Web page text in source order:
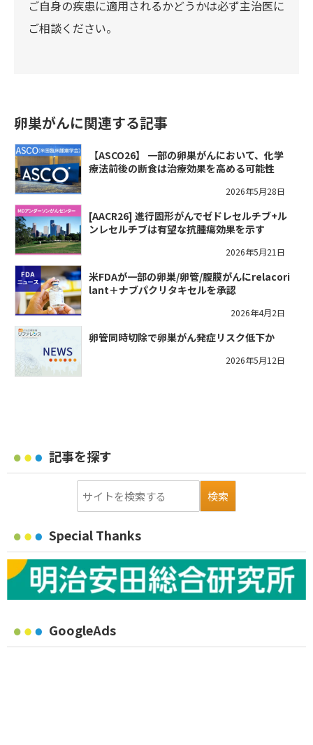
ご自身の疾患に適用されるかどうかは必ず主治医に
ご相談ください。
卵巣がんに関連する記事
【ASCO26】 一部の卵巣がんにおいて、化学
療法前後の断食は治療効果を高める可能性
2026年5月28日
[AACR26] 進行固形がんでゼドレセルチブ+ル
ンレセルチブは有望な抗腫瘍効果を示す
2026年5月21日
米FDAが一部の卵巣/卵管/腹膜がんにrelacori
lant＋ナブパクリタキセルを承認
2026年4月2日
卵管同時切除で卵巣がん発症リスク低下か
2026年5月12日
記事を探す
Special Thanks
GoogleAds